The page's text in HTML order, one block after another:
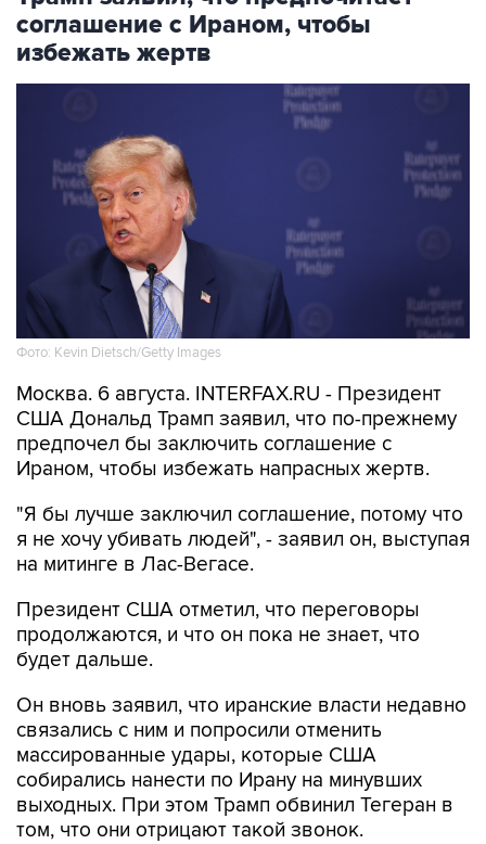
соглашение с Ираном, чтобы
избежать жертв
Фото: Kevin Dietsch/Getty Images
Москва. 6 августа. INTERFAX.RU - Президент
США Дональд Трамп заявил, что по-прежнему
предпочел бы заключить соглашение с
Ираном, чтобы избежать напрасных жертв.
"Я бы лучше заключил соглашение, потому что
я не хочу убивать людей", - заявил он, выступая
на митинге в Лас-Вегасе.
Президент США отметил, что переговоры
продолжаются, и что он пока не знает, что
будет дальше.
Он вновь заявил, что иранские власти недавно
связались с ним и попросили отменить
массированные удары, которые США
собирались нанести по Ирану на минувших
выходных. При этом Трамп обвинил Тегеран в
том, что они отрицают такой звонок.